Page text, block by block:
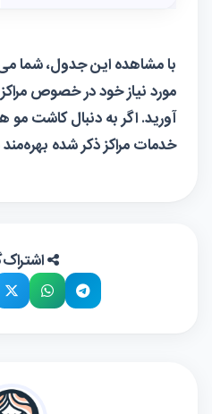
با مشاهده این جدول، شما
مورد نیاز خود در خصوص
آورید. اگر به دنبال کاشت مو
خدمات مراکز ذکر شده